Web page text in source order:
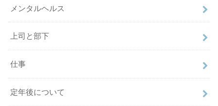
メンタルヘルス
上司と部下
仕事
定年後について